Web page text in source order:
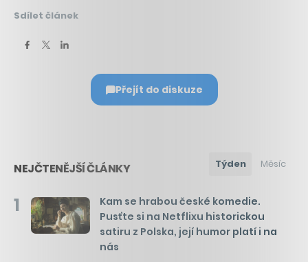
Sdílet článek
Přejít do diskuze
NEJČTENĚJŠÍ ČLÁNKY Týden Měsíc
1
Kam se hrabou české komedie.
Pusťte si na Netflixu historickou
satiru z Polska, její humor platí i na
nás